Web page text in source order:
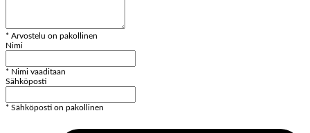
* Arvostelu on pakollinen
Nimi
* Nimi vaaditaan
Sähköposti
* Sähköposti on pakollinen